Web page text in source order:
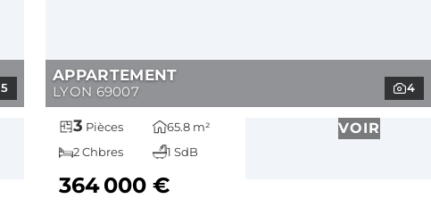
5 4
APPARTEMENT
LYON 69007
3 Pièces
65.8 m²
2 Chbres
1 SdB
364 000 €
VOIR